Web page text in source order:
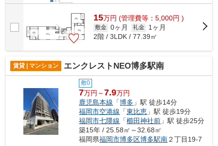
15万円 (管理費等：5,000円 )
敷金 0ヶ月 礼金
1ヶ月
2階 / 3LDK / 77.39㎡
賃貸 | マンション エンクレストNEO博多駅南
敷0
7万円～7.9万円
鹿児島本線 「博多 」駅 徒歩14分
福岡市空港線 「東比恵 」駅 徒歩19分
福岡市七隈線 「櫛田神社前 」駅 徒歩25分
築15年 / 25.58㎡～32.68㎡
福岡県福岡市博多区博多駅南２丁目19-7